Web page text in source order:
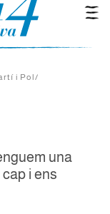
i Pol/
una
i ens